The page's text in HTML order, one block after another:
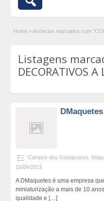
Home » Anúncios marcados com
Listagens
DECORATIVOS A
DMaquetes
Campos dos Goytacazes
16/04/2013
A DMaquetes é uma empresa
miniaturização a mais de 10
qualidade e […]